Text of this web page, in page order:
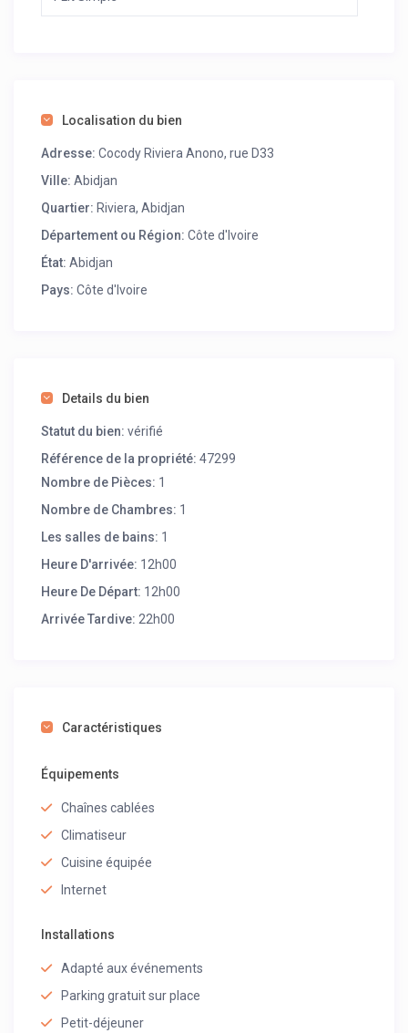
Localisation du bien
Adresse: Cocody Riviera Anono, rue D33
Ville: Abidjan
Quartier: Riviera, Abidjan
Département ou Région: Côte d'Ivoire
État: Abidjan
Pays: Côte d'Ivoire
Details du bien
Statut du bien: vérifié
Référence de la propriété: 47299
Nombre de Pièces: 1
Nombre de Chambres: 1
Les salles de bains: 1
Heure D'arrivée: 12h00
Heure De Départ: 12h00
Arrivée Tardive: 22h00
Caractéristiques
Équipements
Chaînes cablées
Climatiseur
Cuisine équipée
Internet
Installations
Adapté aux événements
Parking gratuit sur place
Petit-déjeuner